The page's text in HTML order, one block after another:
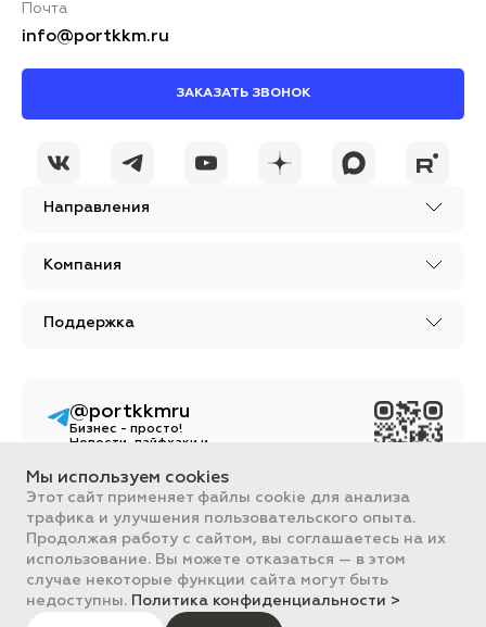
Направления
Компания
Поддержка
Почта
info@portkkm.ru
ЗАКАЗАТЬ ЗВОНОК
Вся информация, размещенная на сайте, носит ознакомительный
характер и не является публичной офертой, определяемой
положениями Статьи 437 ГК РФ.
Все цены на сайте указаны с НДС. ООО "ПОРТ" ИНН 2461018892,
ПОРТ 2011-2026
Политика обработки данных
@portkkmru
Бизнес - просто!
Новости, лайфхаки и
контент
Мы используем cookies
Этот сайт применяет файлы cookie для анализа
трафика и улучшения пользовательского опыта.
Продолжая работу с сайтом, вы соглашаетесь на их
использование. Вы можете отказаться — в этом
случае некоторые функции сайта могут быть
недоступны. Политика конфиденциальности >